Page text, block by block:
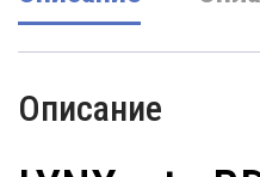
Описание